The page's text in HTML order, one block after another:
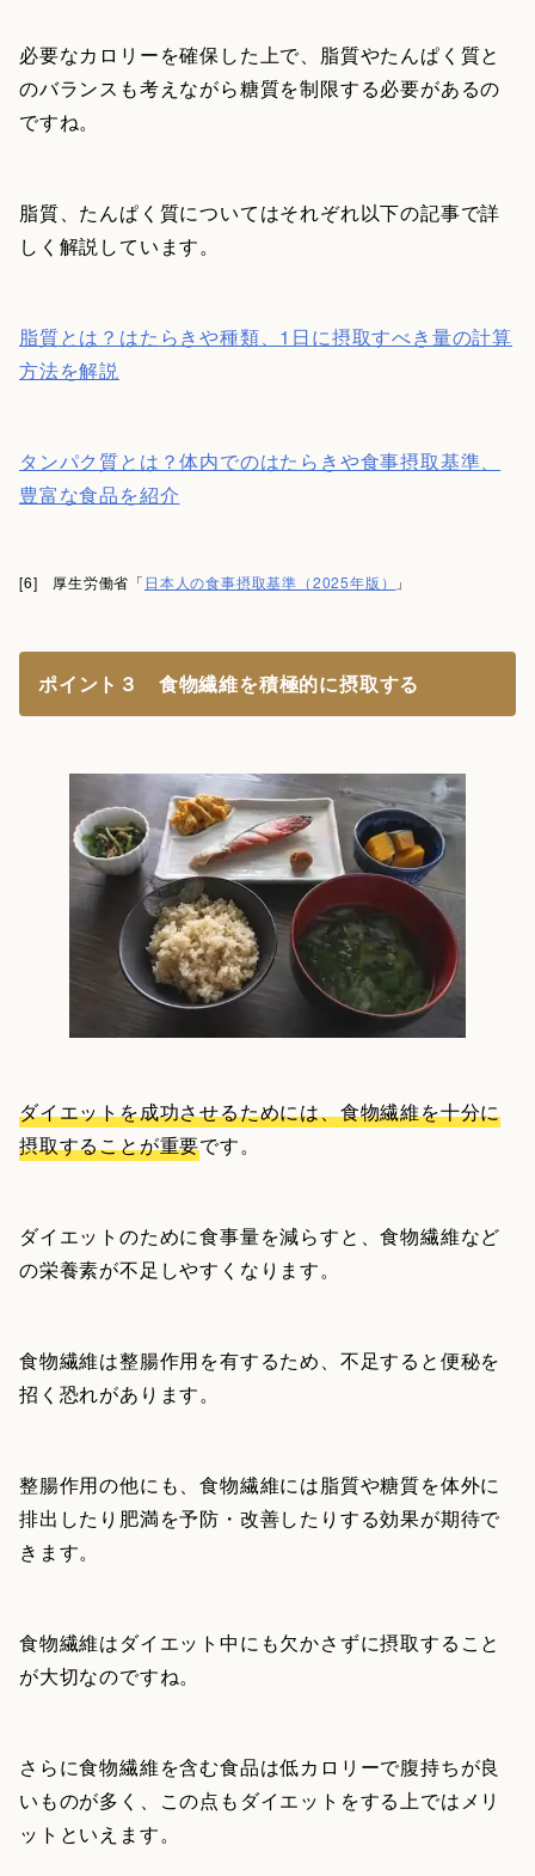
必要なカロリーを確保した上で、脂質やたんぱく質と
のバランスも考えながら糖質を制限する必要があるの
ですね。
脂質、たんぱく質についてはそれぞれ以下の記事で詳
しく解説しています。
脂質とは？はたらきや種類、1日に摂取すべき量の計算
方法を解説
タンパク質とは？体内でのはたらきや食事摂取基準、
豊富な食品を紹介
[6] 厚生労働省「 日本人の食事摂取基準（2025年版） 」
ポイント３ 食物繊維を積極的に摂取する
ダイエットを成功させるためには、食物繊維を十分に
摂取することが重要です。
ダイエットのために食事量を減らすと、食物繊維など
の栄養素が不足しやすくなります。
食物繊維は整腸作用を有するため、不足すると便秘を
招く恐れがあります。
整腸作用の他にも、食物繊維には脂質や糖質を体外に
排出したり肥満を予防・改善したりする効果が期待で
きます。
食物繊維はダイエット中にも欠かさずに摂取すること
が大切なのですね。
さらに食物繊維を含む食品は低カロリーで腹持ちが良
いものが多く、この点もダイエットをする上ではメリ
ットといえます。